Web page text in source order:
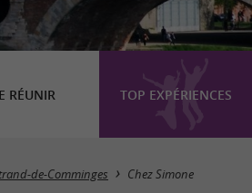
RÉUNIR TOP EXPÉRIENCES
de-Comminges Chez Simone